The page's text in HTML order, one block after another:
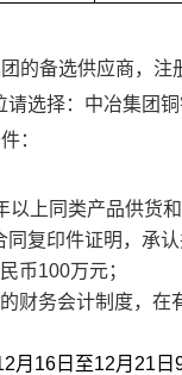
的备选供应商，
选择：中冶集团
：
以上同类产品供货
复印件证明， 承
币100万元；
财务会计制度，
2月16日 至12月21